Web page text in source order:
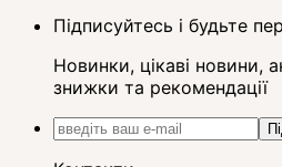
Підписуйтесь і будьте
Новинки, цікаві новини,
знижки та рекомендації